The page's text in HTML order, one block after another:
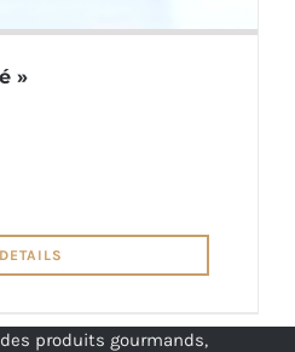
»
DETAILS
produits gourmands,